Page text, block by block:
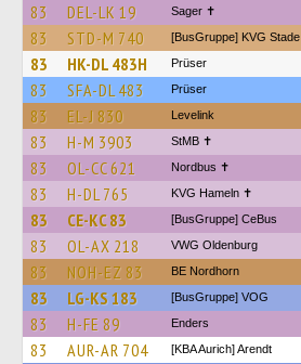
83 DEL-LK 19 Sager ✝
83 STD-M 740 [BusGruppe] KVG Stade
83 HK-DL 483H Prüser
83 SFA-DL 483 Prüser
83 EL-J 830 Levelink
83 H-M 3903 StMB ✝
83 OL-CC 621 Nordbus ✝
83 H-DL 765 KVG Hameln ✝
83 CE-KC 83 [BusGruppe] CeBus
83 OL-AX 218 VWG Oldenburg
83 NOH-EZ 83 BE Nordhorn
83 LG-KS 183 [BusGruppe] VOG
83 H-FE 89 Enders
83 AUR-AR 704 [KBA Aurich] Arendt